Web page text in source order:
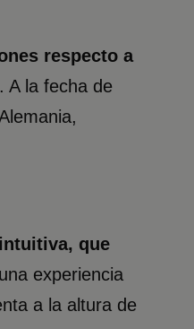
respecto a
A la fecha de
que
experiencia
a la altura de